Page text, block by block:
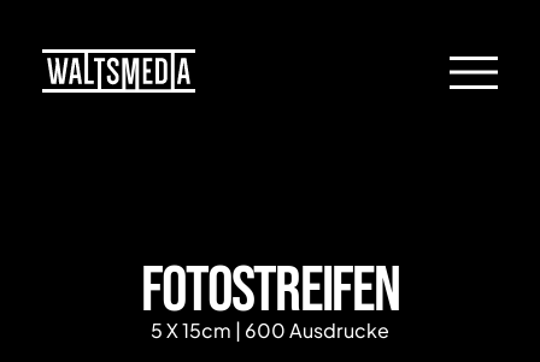
Fotostreifen
5 X 15cm | 600 Ausdrucke